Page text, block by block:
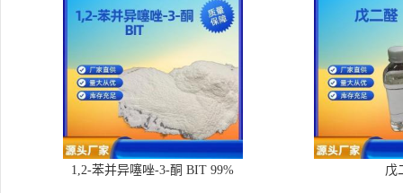
1,2-苯并异噻唑-3-酮 BIT 99% 戊